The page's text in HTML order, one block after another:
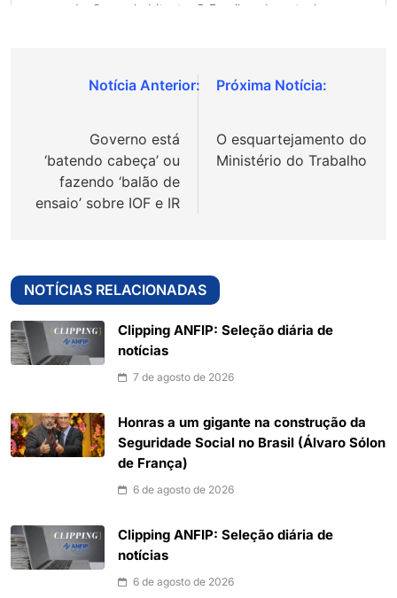
Navegação
Post
Governo está
‘batendo cabeça’ ou
fazendo ‘balão de
ensaio’ sobre IOF e IR
O esquartejamento do
Ministério do Trabalho
NOTÍCIAS RELACIONADAS
Clipping ANFIP: Seleção diária de
notícias
7 de agosto de 2026
Honras a um gigante na construção da
Seguridade Social no Brasil (Álvaro Sólon
de França)
6 de agosto de 2026
Clipping ANFIP: Seleção diária de
notícias
6 de agosto de 2026